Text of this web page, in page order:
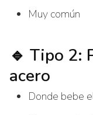
Muy común
🔹 Tipo 2:
acero
Donde bebe